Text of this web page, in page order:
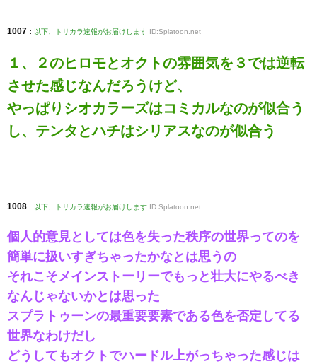
1007 : 以下、トリカラ速報がお届けします ID:Splatoon.net
１、２のヒロモとオクトの雰囲気を３では逆転
させた感じなんだろうけど、
やっぱりシオカラーズはコミカルなのが似合う
し、テンタとハチはシリアスなのが似合う
1008 : 以下、トリカラ速報がお届けします ID:Splatoon.net
個人的意見としては色を失った秩序の世界ってのを
簡単に扱いすぎちゃったかなとは思うの
それこそメインストーリーでもっと壮大にやるべき
なんじゃないかとは思った
スプラトゥーンの最重要要素である色を否定してる
世界なわけだし
どうしてもオクトでハードル上がっちゃった感じは